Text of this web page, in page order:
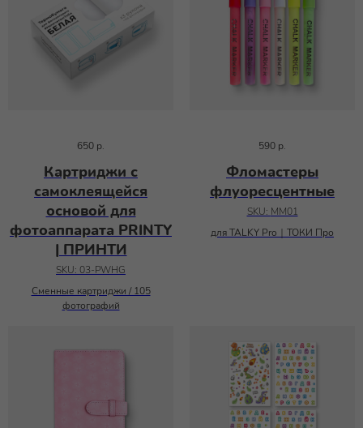
650 р.
Картриджи с
самоклеящейся
основой для
фотоаппарата PRINTY
| ПРИНТИ
SKU: 03-PWHG
Сменные картриджи / 105
фотографий
590 р.
Фломастеры
флуоресцентные
SKU: MM01
для TALKY Pro｜ТОКИ Про